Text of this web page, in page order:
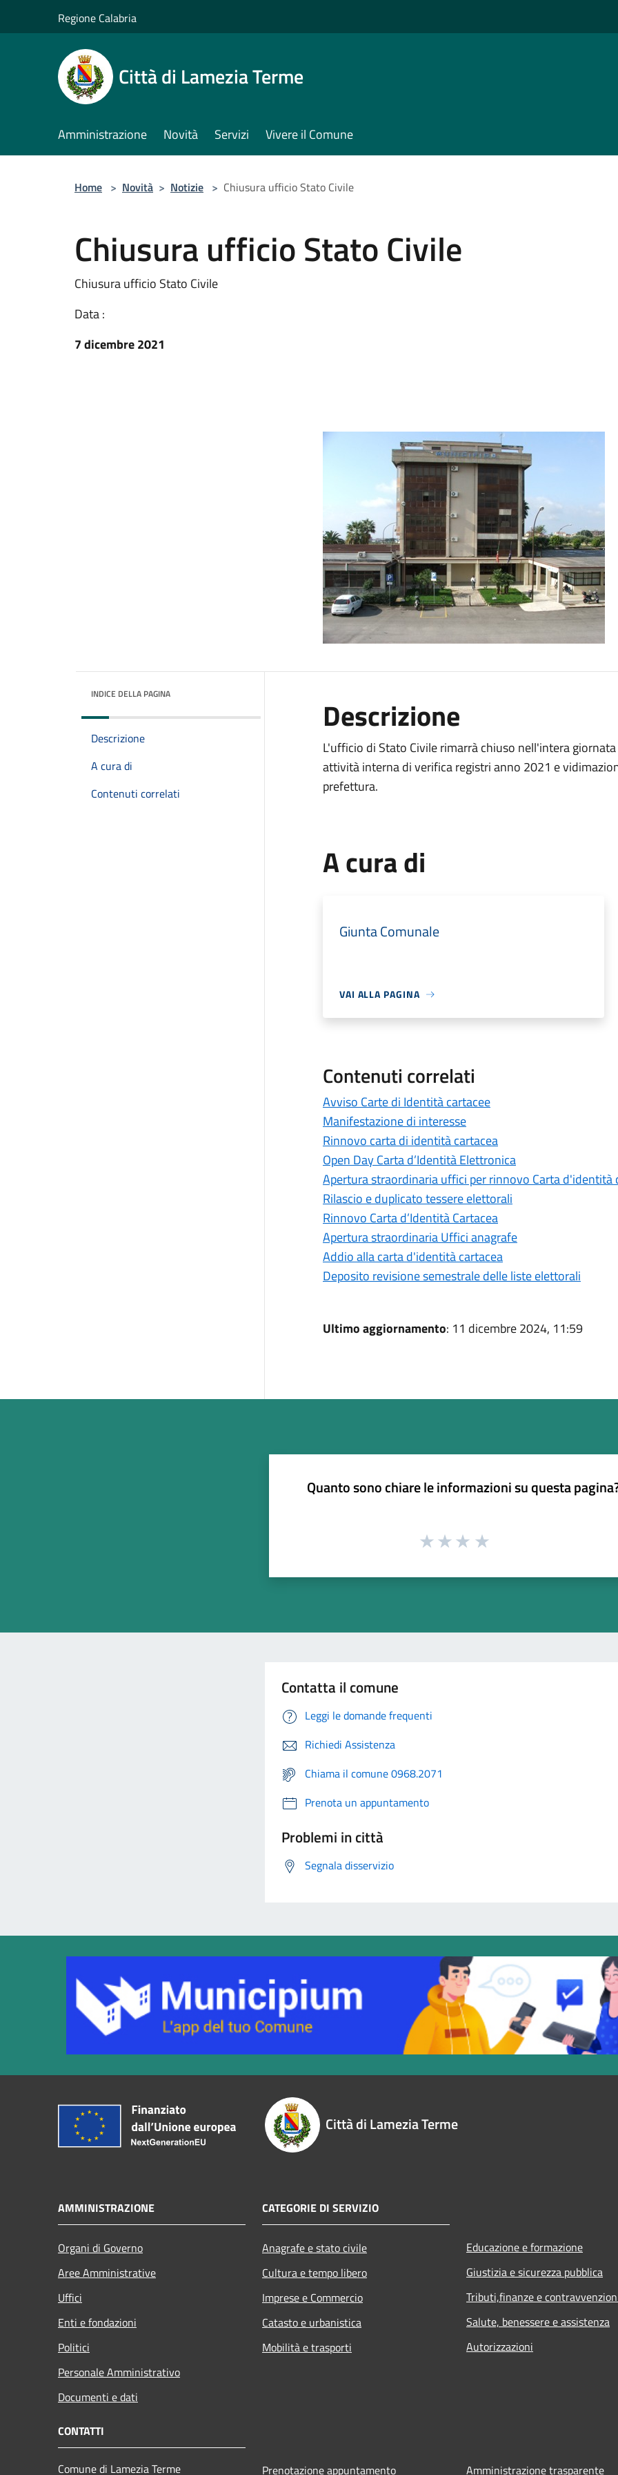
Regione Calabria
Città di Lamezia Terme
Amministrazione Novità Servizi Vivere il Comune
Home > Novità > Notizie > Chiusura ufficio Stato Civile
Chiusura ufficio Stato Civile
Chiusura ufficio Stato Civile
Data :
7 dicembre 2021
INDICE DELLA PAGINA
Descrizione
A cura di
Contenuti correlati
Descrizione
L'ufficio di Stato Civile rimarrà chiuso nell'intera
attività interna di verifica registri anno 2021 e
prefettura.
A cura di
Giunta Comunale
VAI ALLA PAGINA
Contenuti correlati
Avviso Carte di Identità cartacee
Manifestazione di interesse
Rinnovo carta di identità cartacea
Open Day Carta d’Identità Elettronica
Apertura straordinaria uffici per rinnovo Carta d'identità
Rilascio e duplicato tessere elettorali
Rinnovo Carta d’Identità Cartacea
Apertura straordinaria Uffici anagrafe
Addio alla carta d'identità cartacea
Deposito revisione semestrale delle liste elettorali
Ultimo aggiornamento: 11 dicembre 2024, 11:59
Quanto sono chiare le informazioni su questa
Contatta il comune
Leggi le domande frequenti
Richiedi Assistenza
Chiama il comune 0968.2071
Prenota un appuntamento
Problemi in città
Segnala disservizio
Città di Lamezia Terme
AMMINISTRAZIONE
Organi di Governo
Aree Amministrative
Uffici
Enti e fondazioni
Politici
Personale Amministrativo
Documenti e dati
CATEGORIE DI SERVIZIO
Anagrafe e stato civile
Cultura e tempo libero
Imprese e Commercio
Catasto e urbanistica
Mobilità e trasporti
Educazione e formazione
Giustizia e sicurezza pubblica
Tributi,finanze e
Salute, benessere e assistenza
Autorizzazioni
CONTATTI
Comune di Lamezia Terme Prenotazione appuntamento Amministrazione trasparente